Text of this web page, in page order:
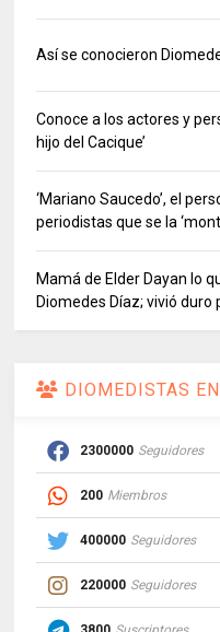
Así se conocieron
Conoce a los actores y
hijo del Cacique’
‘Mariano Saucedo’, el
periodistas que se la
Mamá de Elder Dayan lo
Diomedes Díaz; vivió duro
DIOMEDISTAS
2300000 Seguidores
200 Miembros
400000 Seguidores
220000 Seguidores